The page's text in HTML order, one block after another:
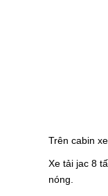
Trên cabin
Xe tải jac 8
nóng.